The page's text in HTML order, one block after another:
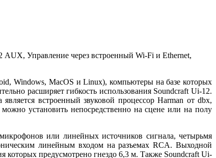
Управление через встроенный Wi-Fi и Ethernet,
Windows, MacOS и Linux), компьютеры на базе которых
расширяет гибкость использования Soundcraft Ui-12.
встроенный звуковой процессор Harman от dbx,
установить непосредственно на сцене или на полу
или линейных источников сигнала, четырьмя
линейным входом на разъемах RCA. Выходной
которых предусмотрено гнездо 6,3 м. Также Soundcraft Ui-